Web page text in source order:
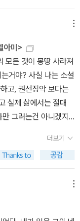
리가 없었다. 가정의 파
있을까. ​결국 삐에르
순순히 인정하고, 두
동생도 충격은 받았지
삐에르는 가족들에게
우 단순하다. ‘카인과
는 개인의 심리에 집
을만한 감정선이었다.
내 정리했다는 미디어
오도 해야 한다. 혹
같은 윤리적 갈등을
품이다. 적당히 스킵
아미>
모든 것이 몽땅 사라져
거야? 사실 나는 소설
고, 권선징악 보다는
실제 삶에서는 절대
그러는건 아니겠지?
보자면, ‘완전 재미
. 책의 흡입력이 장난
오래 걸리지 않았다.
Ami, 미남 친구라는
별명이다. 얼마나 잘
여자들이 그에게 호
더보기